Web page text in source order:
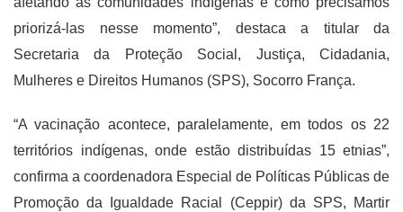
priorizá-las nesse momento”, destaca a titular da
Secretaria da Proteção Social, Justiça, Cidadania,
Mulheres e Direitos Humanos (SPS), Socorro França.
“A vacinação acontece, paralelamente, em todos os 22
territórios indígenas, onde estão distribuídas 15 etnias”,
confirma a coordenadora Especial de Políticas Públicas de
Promoção da Igualdade Racial (Ceppir) da SPS, Martir